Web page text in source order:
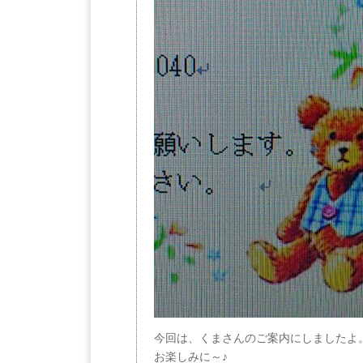
今回は、くまさんのご案内にしましたよ
お楽しみに～♪